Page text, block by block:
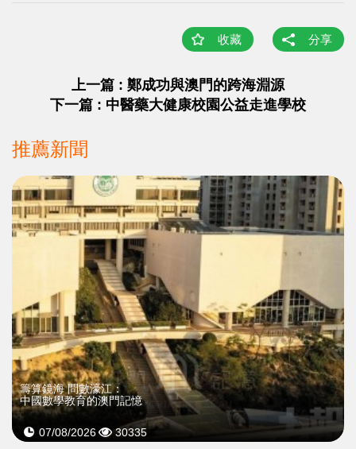
收藏 分享
上一篇 : 鄭成功與澳門的跨海淵源
下一篇 : 中醫藥大健康校園公益走進學校
推薦新聞
籌算鏡海 問數濠江：
中國數學教育的澳門記憶
07/08/2026 30335